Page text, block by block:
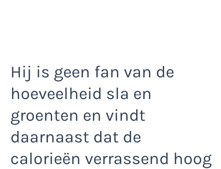
Hij is geen fan van de
hoeveelheid sla en
groenten en vindt
daarnaast dat de
calorieën verrassend hoog